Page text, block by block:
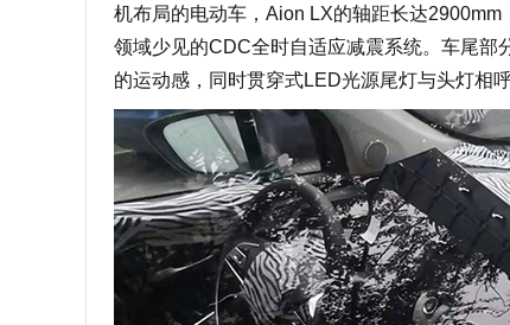
机布局的电动车，Aion LX的轴距长达
领域少见的CDC全时自适应减震系统。车尾
的运动感，同时贯穿式LED光源尾灯与头灯相